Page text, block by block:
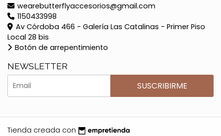
wearebutterflyaccesorios@gmail.com
1150433998
Av Córdoba 466 - Galería Las Catalinas - Primer Piso
Local 28 bis
Botón de arrepentimiento
NEWSLETTER
SUSCRIBIRME
Tienda creada con